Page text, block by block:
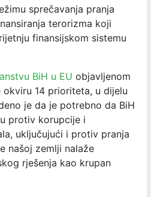
sprečavanja pranja
terorizma koji
finansijskom sistemu
BiH u EU objavljenom
okviru 14 prioriteta, u dijelu
je da je potrebno da BiH
protiv korupcije i
uključujući i protiv pranja
našoj zemlji nalaže
rješenja kao krupan